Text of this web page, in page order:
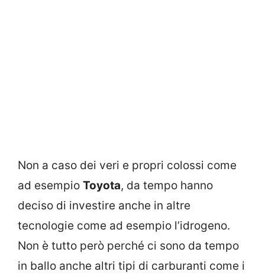
Non a caso dei veri e propri colossi come
ad esempio Toyota, da tempo hanno
deciso di investire anche in altre
tecnologie come ad esempio l’idrogeno.
Non è tutto però perché ci sono da tempo
in ballo anche altri tipi di carburanti come i